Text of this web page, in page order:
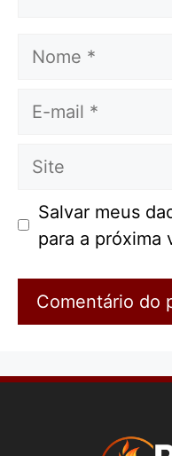
Nome
E-
Site
Salvar meus
para a próxima